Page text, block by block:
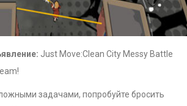
Just Move:Clean City Messy Battle
задачами, попробуйте бросить